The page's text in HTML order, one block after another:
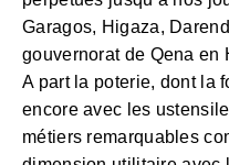
Garagos, Higaza,
gouvernorat de Qena en
A part la poterie, dont la
encore avec les
métiers remarquables